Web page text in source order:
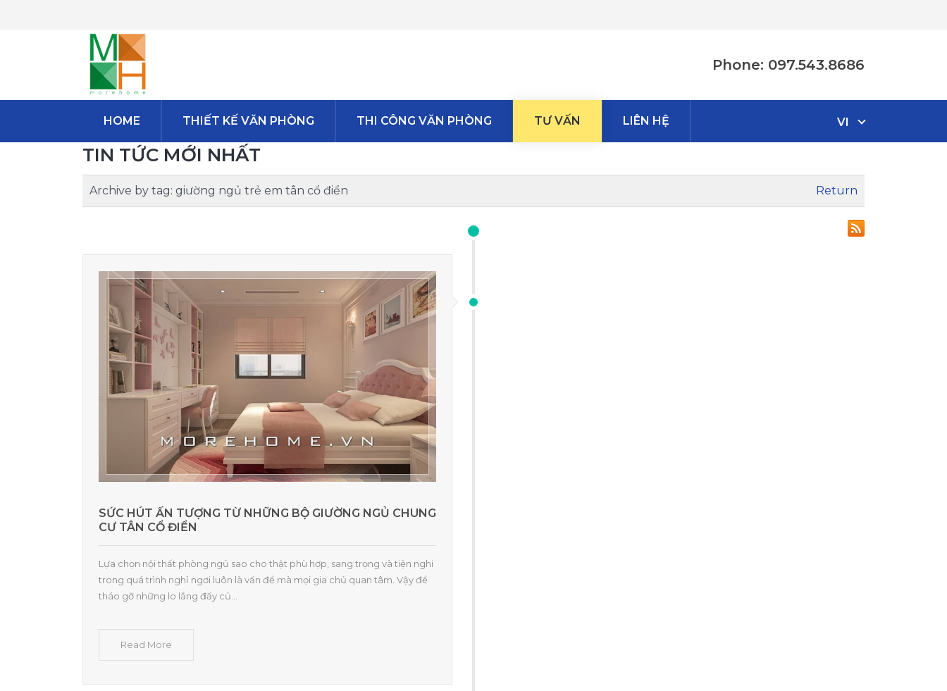
Phone: 097.543.8686
HOME THIẾT KẾ VĂN PHÒNG THI CÔNG VĂN PHÒNG TƯ VẤN LIÊN HỆ VI
TIN TỨC MỚI NHẤT
Archive by tag: giường ngủ trẻ em tân cổ điển Return
SỨC HÚT ẤN TƯỢNG TỪ NHỮNG BỘ GIƯỜNG NGỦ CHUNG
CƯ TÂN CỔ ĐIỂN
Lựa chọn nội thất phòng ngủ sao cho thật phù hợp, sang trọng và tiện nghi
trong quá trình nghỉ ngơi luôn là vấn đề mà mọi gia chủ quan tâm. Vậy để
tháo gỡ những lo lắng đấy củ...
Read More